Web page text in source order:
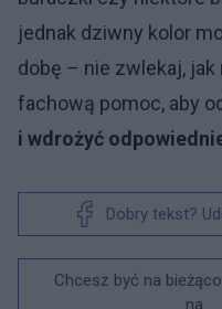
jednak dziwny kolor
dobę – nie zwlekaj,
fachową pomoc, aby
i wdrożyć
Dobry tekst?
Chcesz być na
na